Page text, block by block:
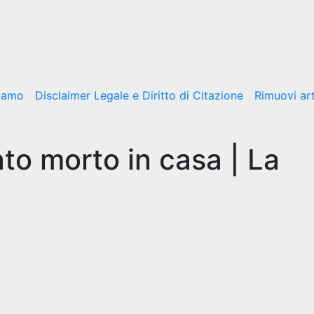
Disclaimer Legale e Diritto di Citazione Rimuovi
morto in casa | La